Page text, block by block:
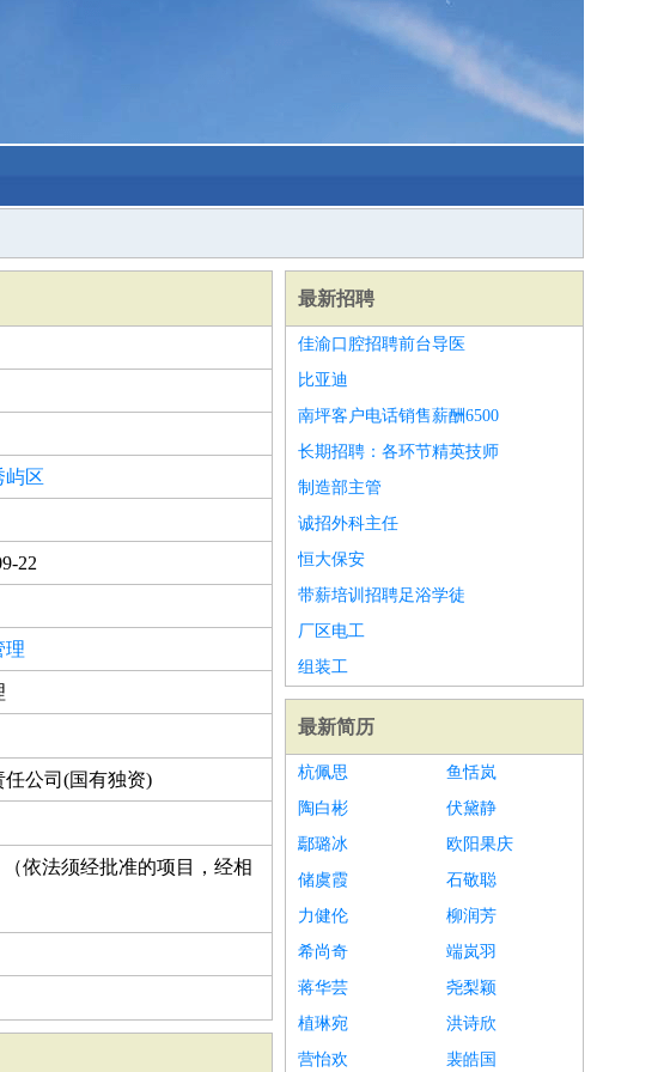
屿区
22
理
任公司(国有独资)
依法须经批准的项目，经相
最新招聘
佳渝口腔招聘前台导医
比亚迪
南坪客户电话销售薪酬6500
长期招聘：各环节精英技师
制造部主管
诚招外科主任
恒大保安
带薪培训招聘足浴学徒
厂区电工
组装工
最新简历
杭佩思
鱼恬岚
陶白彬
伏黛静
鄢璐冰
欧阳果庆
储虞霞
石敬聪
力健伦
柳润芳
希尚奇
端岚羽
蒋华芸
尧梨颖
植琳宛
洪诗欣
营怡欢
裴皓国